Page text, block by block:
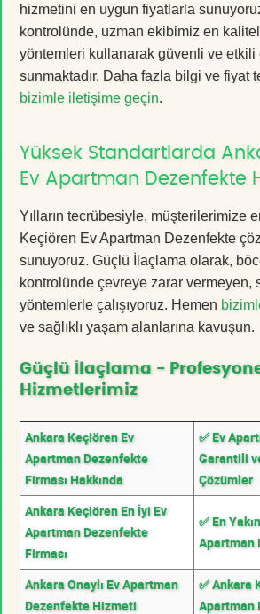
hizmetini en uygun fiyatlarla
kontrolünde, uzman ekibimiz en
yöntemleri kullanarak güvenli ve etkili
sunmaktadır. Daha fazla bilgi ve fiyat
bizimle iletişime geçin.
Yüksek Standartlarda
Ev Apartman Dezenfekte
Yılların tecrübesiyle, müşterilerimize
Keçiören Ev Apartman Dezenfekte
sunuyoruz. Güçlü İlaçlama olarak,
kontrolünde çevreye zarar vermeyen,
yöntemlerle çalışıyoruz. Hemen
ve sağlıklı yaşam alanlarına kavuşun.
Güçlü İlaçlama -
Hizmetlerimiz
Ankara Keçiören Ev
Apartman Dezenfekte
Firması Hakkında
✅ Ev
Garantili
Çözümler
Ankara Keçiören En İyi Ev
Apartman Dezenfekte
Firması
✅ En
Apartman
Ankara Onaylı Ev Apartman
Dezenfekte Hizmeti
✅ Ankara
Apartman